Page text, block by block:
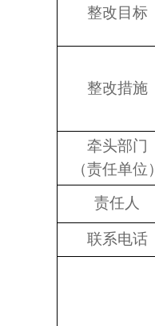
整改目标
整改措施
牵头部门
（责任单位）
责任人
联系电话